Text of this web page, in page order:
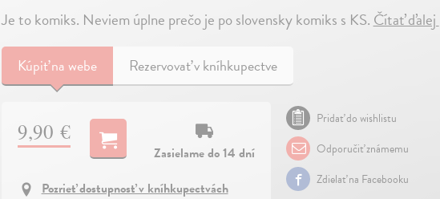
Je to komiks. Neviem úplne prečo je po slovensky komiks s KS.Čítať ďalej
Kúpiťna webe Rezervovať v kníhkupectve
9,90 €
Zasielame do 14 dní
Pozrieť dostupnosť v kníhkupectvách
Pridať do wishlistu
Odporučiť známemu
Zdielať na Facebooku